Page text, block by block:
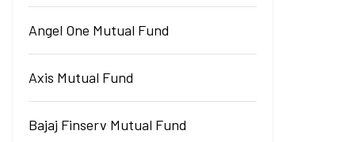
Angel One Mutual Fund
Axis Mutual Fund
Bajaj Finserv Mutual Fund